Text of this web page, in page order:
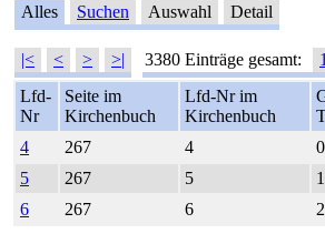
Alles Suchen Auswahl Detail
|< < > >| 3380 Einträge gesamt: 1
Lfd-
Nr
Seite im
Kirchenbuch
Lfd-Nr im
Kirchenbuch
4
267 4
5
267 5
6
267 6